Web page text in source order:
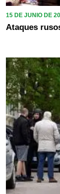
15 DE JUNIO DE
Ataques